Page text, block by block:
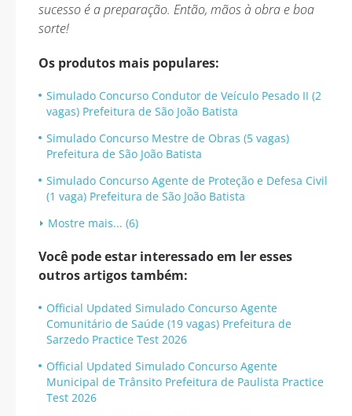
sucesso é a preparação. Então, mãos à obra e boa
sorte!
Os produtos mais populares:
Simulado Concurso Condutor de Veículo Pesado II (2
vagas) Prefeitura de São João Batista
Simulado Concurso Mestre de Obras (5 vagas)
Prefeitura de São João Batista
Simulado Concurso Agente de Proteção e Defesa Civil
(1 vaga) Prefeitura de São João Batista
Mostre mais... (6)
Você pode estar interessado em ler esses
outros artigos também:
Official Updated Simulado Concurso Agente
Comunitário de Saúde (19 vagas) Prefeitura de
Sarzedo Practice Test 2026
Official Updated Simulado Concurso Agente
Municipal de Trânsito Prefeitura de Paulista Practice
Test 2026